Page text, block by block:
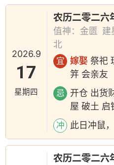
2026.9
17
星期四
农历二零二六
值神：金匮 建
北
宜 嫁娶 祭祀
笄 会亲友
忌
开仓 出货
屋 破土 启
冲 此日冲鼠
农历二零二六